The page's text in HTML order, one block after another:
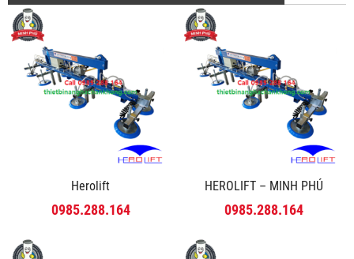
Herolift
0985.288.164
HEROLIFT – MINH PHÚ
0985.288.164